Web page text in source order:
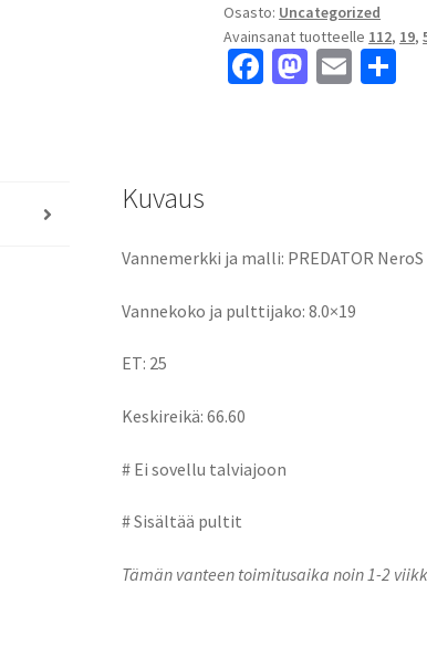
keskireikä:66.60
määrä
Osasto: Uncategorized
Avainsanat tuotteelle 112, 19,
Fa
k
M
n
E
Kuvaus
Vannemerkki ja malli: PREDATOR NeroS
Vannekoko ja pulttijako: 8.0×19
ET: 25
Keskireikä: 66.60
# Ei sovellu talviajoon
# Sisältää pultit
Tämän vanteen toimitusaika noin 1-2